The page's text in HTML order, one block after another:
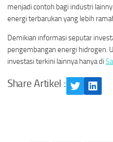
menjadi contoh bagi industri
energi terbarukan yang lebih
Demikian informasi seputar
pengembangan energi hidrogen.
investasi terkini lainnya hanya di
Share Artikel :
TwitterLinkedIn